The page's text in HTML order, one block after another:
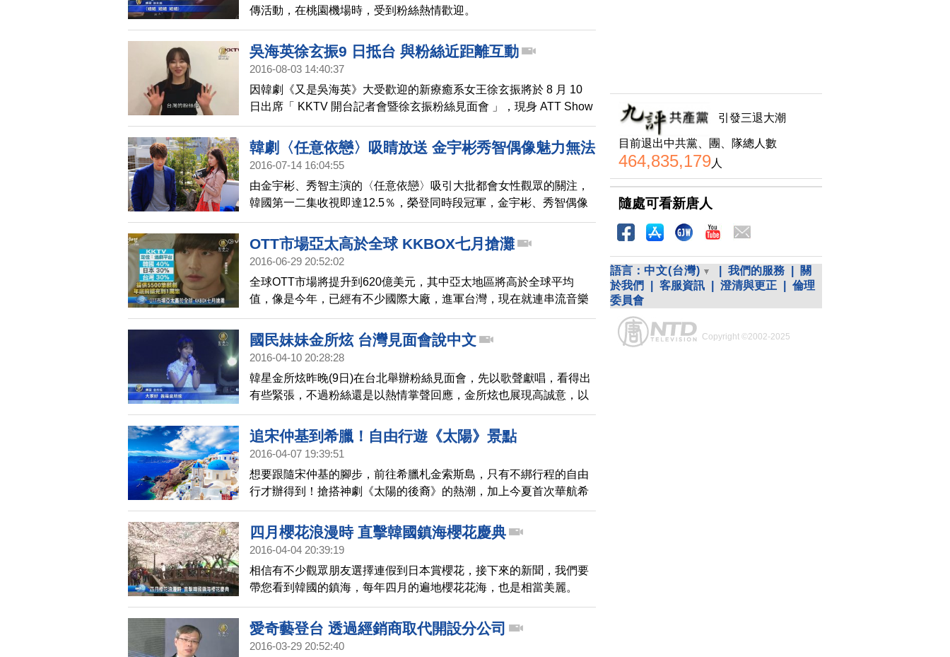
傳活動，在桃園機場時，受到粉絲熱情歡迎。
吳海英徐玄振9 日抵台 與粉絲近距離互動
2016-08-03 14:40:37
因韓劇《又是吳海英》大受歡迎的新療癒系女王徐玄振將於 8 月 10
日出席「 KKTV 開台記者會暨徐玄振粉絲見面會 」，現身 ATT Show
Box 為 KKTV 站台，首度來台的徐玄振將搭乘 9 日中午 12 點 05 分的
班機抵達桃園機場，預計在台停留 2 天 1 夜。活動門票自 8 月 2 日中
午 12 點開放索票，超過 300 個名額在 10 分鐘內即搶購一空，展現歐
韓劇〈任意依戀〉吸睛放送 金宇彬秀智偶像魅力無法
擋
2016-07-14 16:04:55
由金宇彬、秀智主演的〈任意依戀〉吸引大批都會女性觀眾的關注，
韓國第一二集收視即達12.5％，榮登同時段冠軍，金宇彬、秀智偶像
魅力無法擋。近日，秀智的蠟像還進駐香港杜莎夫人蠟像館，成為韓
國首位女藝人。
OTT市場亞太高於全球 KKBOX七月搶灘
2016-06-29 20:52:02
全球OTT市場將提升到620億美元，其中亞太地區將高於全球平均
值，像是今年，已經有不少國際大廠，進軍台灣，現在就連串流音樂
起家的KKBOX，也宣布7月進軍OTT市場，主打追劇平台。
國民妹妹金所炫 台灣見面會說中文
2016-04-10 20:28:28
韓星金所炫昨晚(9日)在台北舉辦粉絲見面會，先以歌聲獻唱，看得出
有些緊張，不過粉絲還是以熱情掌聲回應，金所炫也展現高誠意，以
中文打招呼，要大家多多指教。
追宋仲基到希臘！自由行遊《太陽》景點
2016-04-07 19:39:51
想要跟隨宋仲基的腳步，前往希臘札金索斯島，只有不綁行程的自由
行才辦得到！搶搭神劇《太陽的後裔》的熱潮，加上今夏首次華航希
臘直飛的難得機會，易遊網獨家推出希臘直飛機酒自由行，讓具備冒
險精神、喜愛自主規劃、追崇深度慢遊的旅客，也能搭乘雅典直航班
機，半天就可輕鬆抵達希臘國度！
四月櫻花浪漫時 直擊韓國鎮海櫻花慶典
2016-04-04 20:39:19
相信有不少觀眾朋友選擇連假到日本賞櫻花，接下來的新聞，我們要
帶您看到韓國的鎮海，每年四月的遍地櫻花花海，也是相當美麗。
愛奇藝登台 透過經銷商取代開設分公司
2016-03-29 20:52:40
引發三退大潮
目前退出中共黨、團、隊總人數
464,835,179人
隨處可看新唐人
語言： 中文(台灣) 我們的服務
關
於我們
客服資訊 澄清與更正
倫理
委員會
Copyright ©2002-2025